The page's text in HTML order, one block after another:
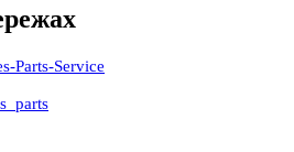
Parts-Service